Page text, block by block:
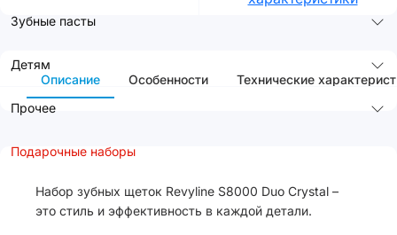
Зубные пасты
Детям
Прочее
Подарочные наборы
Описание Особенности Технические
Набор зубных щеток Revyline S8000 Duo Crystal –
это стиль и эффективность в каждой детали.